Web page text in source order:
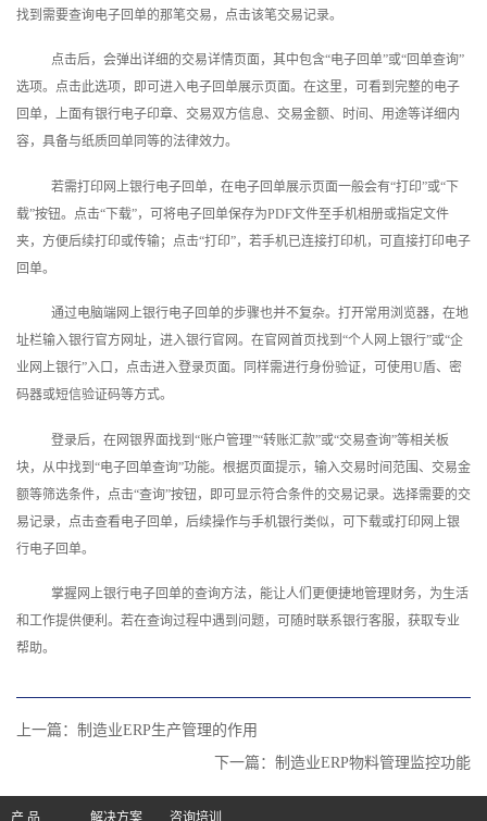
找到需要查询电子回单的那笔交易，点击该笔交易记录。
点击后，会弹出详细的交易详情页面，其中包含“电子回单”或“回单查询”
选项。点击此选项，即可进入电子回单展示页面。在这里，可看到完整的电子
回单，上面有银行电子印章、交易双方信息、交易金额、时间、用途等详细内
容，具备与纸质回单同等的法律效力。
若需打印网上银行电子回单，在电子回单展示页面一般会有“打印”或“下
载”按钮。点击“下载”，可将电子回单保存为PDF文件至手机相册或指定文件
夹，方便后续打印或传输；点击“打印”，若手机已连接打印机，可直接打印电子
回单。
通过电脑端网上银行电子回单的步骤也并不复杂。打开常用浏览器，在地
址栏输入银行官方网址，进入银行官网。在官网首页找到“个人网上银行”或“企
业网上银行”入口，点击进入登录页面。同样需进行身份验证，可使用U盾、密
码器或短信验证码等方式。
登录后，在网银界面找到“账户管理”“转账汇款”或“交易查询”等相关板
块，从中找到“电子回单查询”功能。根据页面提示，输入交易时间范围、交易金
额等筛选条件，点击“查询”按钮，即可显示符合条件的交易记录。选择需要的交
易记录，点击查看电子回单，后续操作与手机银行类似，可下载或打印网上银
行电子回单。
掌握网上银行电子回单的查询方法，能让人们更便捷地管理财务，为生活
和工作提供便利。若在查询过程中遇到问题，可随时联系银行客服，获取专业
帮助。‍
上一篇： 制造业ERP生产管理的作用
下一篇： 制造业ERP物料管理监控功能
产 品 解决方案 咨询培训